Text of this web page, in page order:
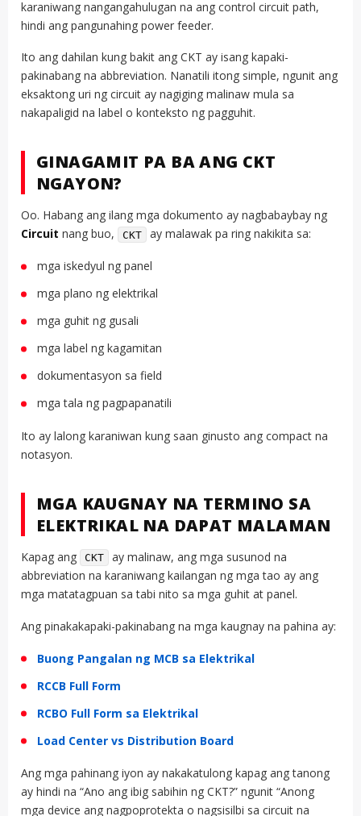
karaniwang nangangahulugan na ang control circuit path,
hindi ang pangunahing power feeder.
Ito ang dahilan kung bakit ang CKT ay isang kapaki-
pakinabang na abbreviation. Nanatili itong simple, ngunit ang
eksaktong uri ng circuit ay nagiging malinaw mula sa
nakapaligid na label o konteksto ng pagguhit.
GINAGAMIT PA BA ANG CKT
NGAYON?
Oo. Habang ang ilang mga dokumento ay nagbabaybay ng
Circuit nang buo, CKT ay malawak pa ring nakikita sa:
mga iskedyul ng panel
mga plano ng elektrikal
mga guhit ng gusali
mga label ng kagamitan
dokumentasyon sa field
mga tala ng pagpapanatili
Ito ay lalong karaniwan kung saan ginusto ang compact na
notasyon.
MGA KAUGNAY NA TERMINO SA
ELEKTRIKAL NA DAPAT MALAMAN
Kapag ang CKT
ay malinaw, ang mga susunod na
abbreviation na karaniwang kailangan ng mga tao ay ang
mga matatagpuan sa tabi nito sa mga guhit at panel.
Ang pinakakapaki-pakinabang na mga kaugnay na pahina ay:
Buong Pangalan ng MCB sa Elektrikal
RCCB Full Form
RCBO Full Form sa Elektrikal
Load Center vs Distribution Board
Ang mga pahinang iyon ay nakakatulong kapag ang tanong
ay hindi na “Ano ang ibig sabihin ng CKT?” ngunit “Anong
mga device ang nagpoprotekta o nagsisilbi sa circuit na